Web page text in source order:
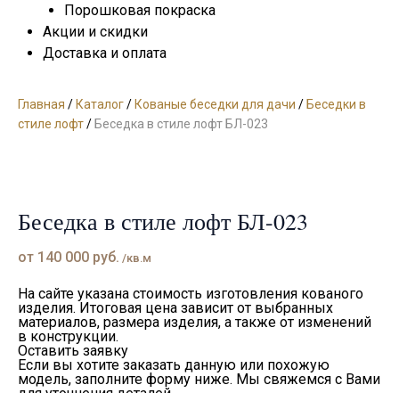
Порошковая покраска
Акции и скидки
Доставка и оплата
Главная /Каталог/Кованые беседки для дачи /Беседки в
стиле лофт/Беседка в стиле лофт БЛ-023
Беседка в стиле лофт БЛ-023
от 140 000 руб. /кв.м
На сайте указана стоимость изготовления кованого
изделия. Итоговая цена зависит от выбранных
материалов, размера изделия, а также от изменений
в конструкции.
Оставить заявку
Если вы хотите заказать данную или похожую
модель, заполните форму ниже. Мы свяжемся с Вами